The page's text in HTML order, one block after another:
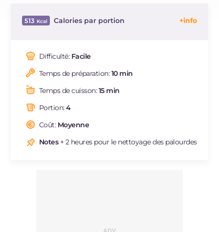
ES
NL
513 Calories par portion
Dont sucres
Protéine
Graisses
Fibre
Cholestérol
Sodium mg 1240
Difficulté: Facile
Temps de préparation:10 min
Temps de cuisson:15 min
Portion:4
Coût: Moyenne
Notes+ 2 heures pour le nettoyage des palourdes